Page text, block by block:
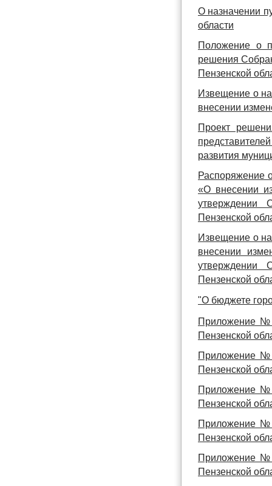
О назначении
области
Положение о
решения
Пензенской
Извещение о
внесении
Проект
развития
Распоряжение
«О внесении
утверждении
Пензенской
Извещение о
внесении
утверждении
Пензенской
"О бюджете
Приложение №
Пензенской
Приложение №
Пензенской
Приложение №
Пензенской
Приложение №
Пензенской
Приложение №
Пензенской